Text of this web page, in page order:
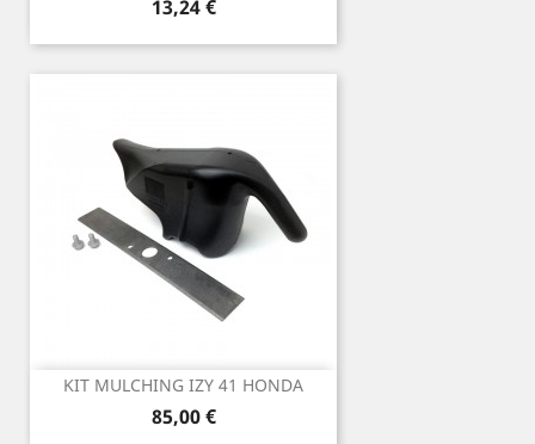
Precio
13,24 €
KIT MULCHING IZY 41 HONDA
Precio
85,00 €